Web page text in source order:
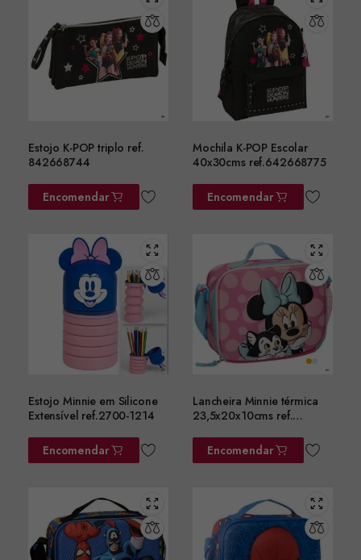
Estojo K-POP triplo ref.
842668744
Encomendar
Mochila K-POP Escolar
40x30cms ref.642668775
Encomendar
Estojo Minnie em Silicone
Extensível ref.2700-1214
Encomendar
Lancheira Minnie térmica
23,5x20x10cms ref.
Encomendar